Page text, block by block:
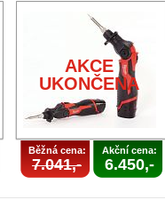
AKCE
UKONČENA
Běžná cena:
7.041,-
Akční cena:
6.450,-